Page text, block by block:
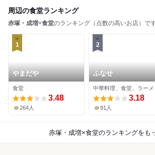
周辺の食堂ランキング
赤塚・成増×食堂のランキング（点数の高いお店）です
1
やまだや
食堂
3.48
264人
2
ふなせ
中華料理、食堂、ラーメ
3.18
91人
赤塚・成増×食堂のランキングをも